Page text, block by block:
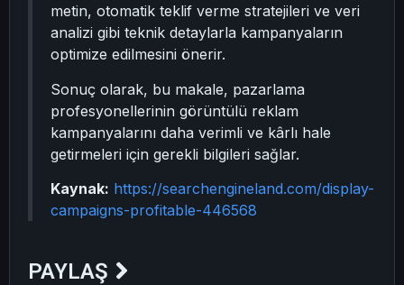
metin, otomatik teklif verme stratejileri ve veri
analizi gibi teknik detaylarla kampanyaların
optimize edilmesini önerir.
Sonuç olarak, bu makale, pazarlama
profesyonellerinin görüntülü reklam
kampanyalarını daha verimli ve kârlı hale
getirmeleri için gerekli bilgileri sağlar.
Kaynak: https://searchengineland.com/display-
campaigns-profitable-446568
PAYLAŞ